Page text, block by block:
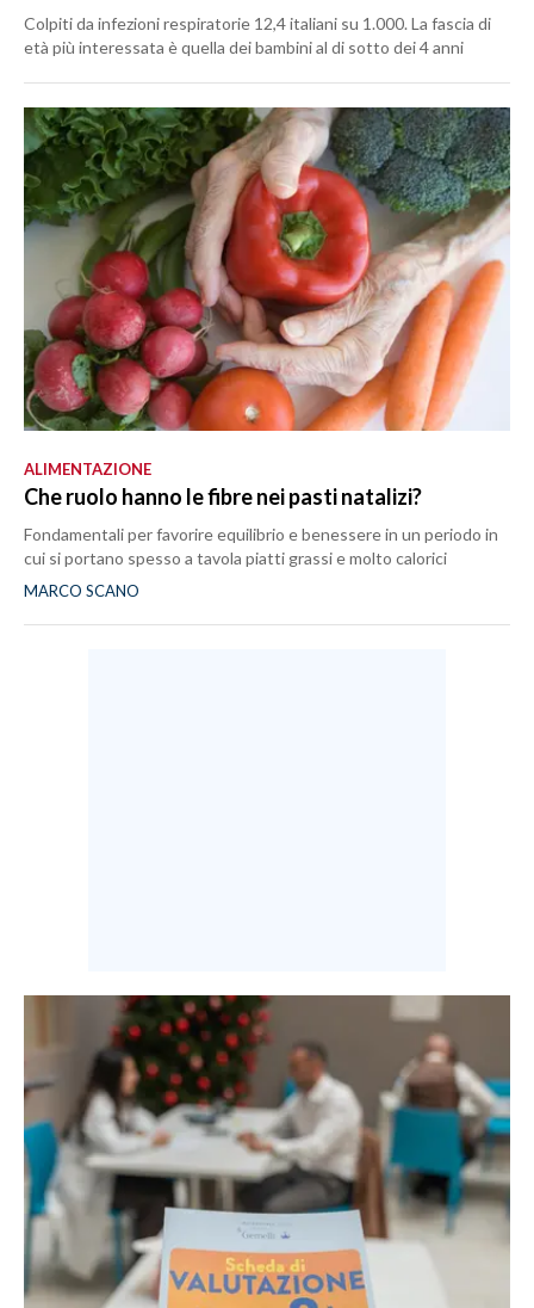
Colpiti da infezioni respiratorie 12,4 italiani su 1.000. La fascia di
età più interessata è quella dei bambini al di sotto dei 4 anni
ALIMENTAZIONE
Che ruolo hanno le fibre nei pasti natalizi?
Fondamentali per favorire equilibrio e benessere in un periodo in
cui si portano spesso a tavola piatti grassi e molto calorici
MARCO SCANO